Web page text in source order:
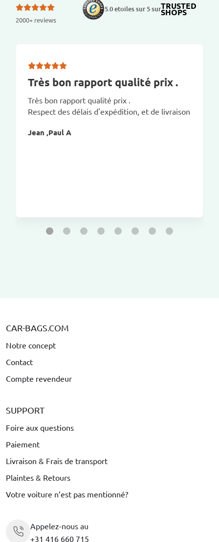
2000+ reviews
5.0 etoiles sur 5 surTRUSTED
SHOPS
Très bon rapport qualité prix .
Très bon rapport qualité prix .
Respect des délais d'expédition, et de livraison
Jean ,Paul A
CAR-BAGS.COM
Notre concept
Contact
Compte revendeur
SUPPORT
Foire aux questions
Paiement
Livraison & Frais de transport
Plaintes & Retours
Votre voiture n’est pas mentionné?
Appelez-nous au
+31 416 660 715